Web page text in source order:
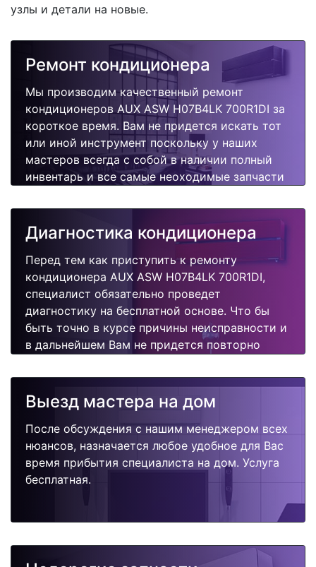
узлы и детали на новые.
Ремонт кондиционера
Мы производим качественный ремонт
кондиционеров AUX ASW H07B4LK 700R1DI за
короткое время. Вам не придется искать тот
или иной инструмент поскольку у наших
мастеров всегда с собой в наличии полный
инвентарь и все самые неоходимые запчасти
быстро, качественно и недорого.
Диагностика кондиционера
Перед тем как приступить к ремонту
кондиционера AUX ASW H07B4LK 700R1DI,
специалист обязательно проведет
диагностику на бесплатной основе. Что бы
быть точно в курсе причины неисправности и
в дальнейшем Вам не придется повторно
поломок.
Выезд мастера на дом
После обсуждения с нашим менеджером всех
нюансов, назначается любое удобное для Вас
время прибытия специалиста на дом. Услуга
бесплатная.